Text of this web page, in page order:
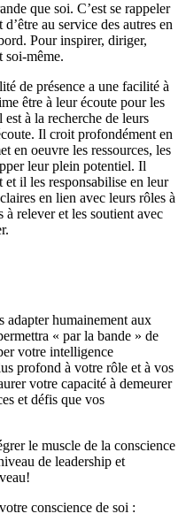
que soi. C’est se rappeler
d’être au service des autres en
Pour inspirer, diriger,
soi-même.
de présence a une facilité à
être à leur écoute pour les
à la recherche de leurs
Il croit profondément en
en oeuvre les ressources, les
leur plein potentiel. Il
et il les responsabilise en leur
en lien avec leurs rôles à
à relever et les soutient avec
adapter humainement aux
« par la bande » de
votre intelligence
profond à votre rôle et à vos
votre capacité à demeurer
et défis que vos
le muscle de la conscience
de leadership et
conscience de soi :